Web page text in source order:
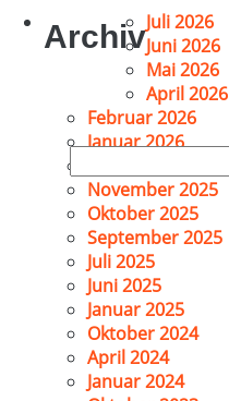
nach:
ArchivJuli 2026
Juni 2026
Mai 2026
April 2026
Februar 2026
Januar 2026
November 2025
Oktober 2025
September 2025
Juli 2025
Juni 2025
Januar 2025
Oktober 2024
April 2024
Januar 2024